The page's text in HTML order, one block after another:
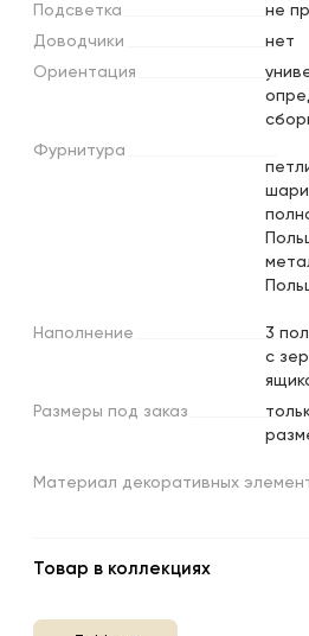
Подсветка
не
Доводчики
нет
Ориентация
Фурнитура
Наполнение
3
с
Размеры под заказ
Материал декоративных
Товар в коллекциях